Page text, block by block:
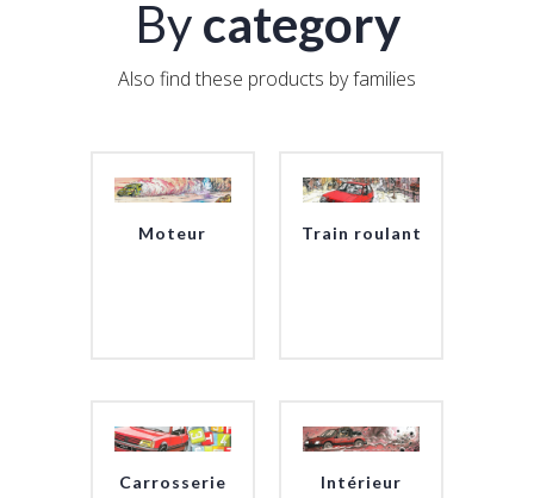
By category
Also find these products by families
Moteur Train roulant
Carrosserie Intérieur